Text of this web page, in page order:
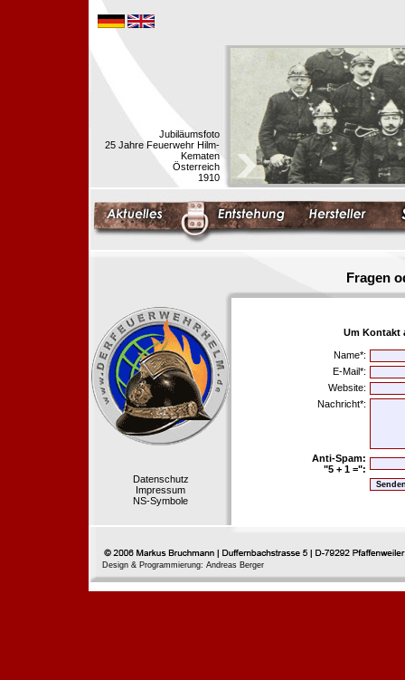
Jubiläumsfoto
25 Jahre Feuerwehr Hilm-
Kematen
Österreich
1910
Fragen
Datenschutz
Impressum
NS-Symbole
Um Kontakt
Name*:
E-Mail*:
Website:
Nachricht*:
Anti-Spam:
"5 + 1 =":
Design & Programmierung: Andreas Berger